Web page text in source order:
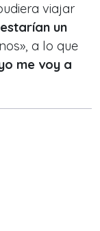
viajar
un
a lo que
me voy a